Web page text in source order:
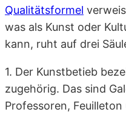
Qualitätsformel
was als Kunst oder
kann, ruht auf drei
1. Der Kunstbetieb
zugehörig. Das sind
Professoren,